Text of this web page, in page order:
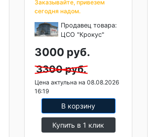
Заказывайте, привезем
сегодня надом.
Продавец товара:
ЦСО "Крокус"
3000 руб.
3300 руб.
Цена актульна на 08.08.2026
16:19
В корзину
Купить в 1 клик